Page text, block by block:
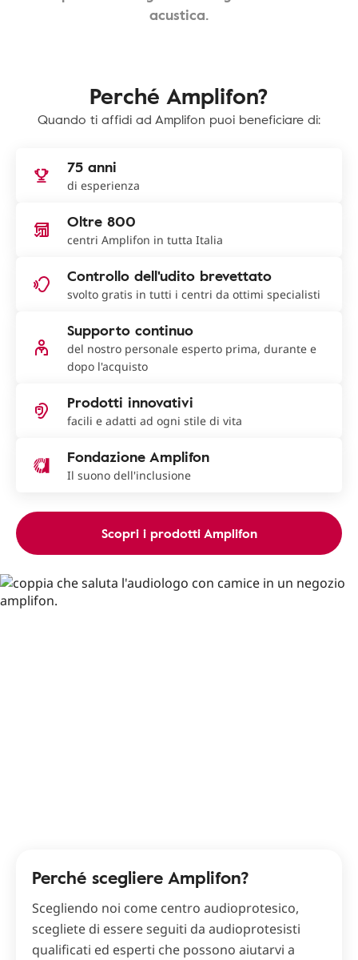
acustica.
Perché Amplifon?
Quando ti affidi ad Amplifon puoi beneficiare di:
75 anni
di esperienza
Oltre 800
centri Amplifon in tutta Italia
Controllo dell'udito brevettato
svolto gratis in tutti i centri da ottimi specialisti
Supporto continuo
del nostro personale esperto prima, durante e
dopo l'acquisto
Prodotti innovativi
facili e adatti ad ogni stile di vita
Fondazione Amplifon
Il suono dell'inclusione
Scopri i prodotti Amplifon
Perché scegliere Amplifon?
Scegliendo noi come centro audioprotesico,
scegliete di essere seguiti da audioprotesisti
qualificati ed esperti che possono aiutarvi a